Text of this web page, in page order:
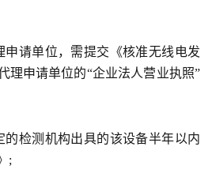
申请单位，需提交《核准无线电发
理申请单位的“企业法人营业执照”
的检测机构出具的该设备半年以内
;